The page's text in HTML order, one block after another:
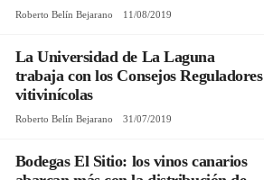
Roberto Belín Bejarano 11/08/2019
La Universidad de La Laguna
trabaja con los Consejos Reguladores
vitivinícolas
Roberto Belín Bejarano 31/07/2019
Bodegas El Sitio: los vinos canarios